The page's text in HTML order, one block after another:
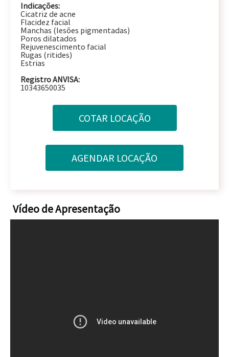
Indicações:
Cicatriz de acne
Flacidez facial
Manchas (lesões pigmentadas)
Poros dilatados
Rejuvenescimento facial
Rugas (ritides)
Estrias
Registro ANVISA:
10343650035
Vídeo de Apresentação